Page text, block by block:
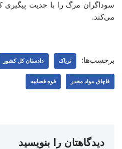
سوداگران مرگ را با جدیت پیگیری
می‌کند.
برچسب‌ها: تریاک دادستان کل کشور
قاچاق مواد مخدر قوه قضاییه
دیدگاهتان را بنویسید